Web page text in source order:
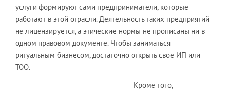
услуги формируют сами предприниматели, которые
работают в этой отрасли. Деятельность таких предприятий
не лицензируется, а этические нормы не прописаны ни в
одном правовом документе. Чтобы заниматься
ритуальным бизнесом, достаточно открыть свое ИП или
ТОО.
Кроме того,